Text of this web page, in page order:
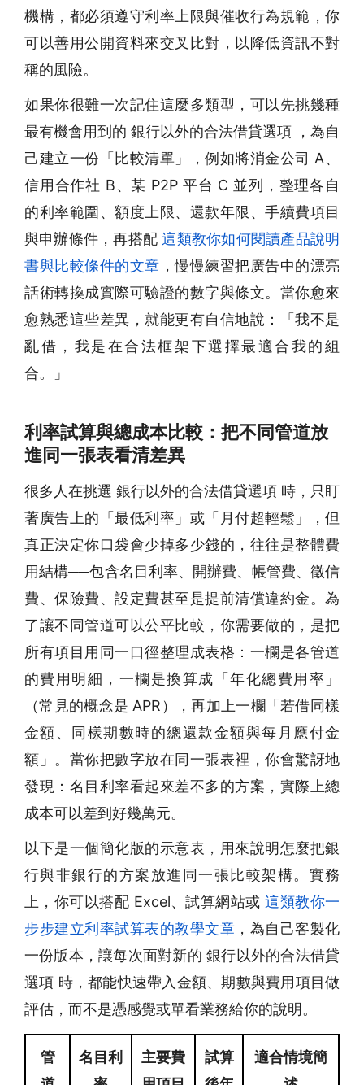
機構，都必須遵守利率上限與催收行為規範，你
可以善用公開資料來交叉比對，以降低資訊不對
稱的風險。
如果你很難一次記住這麼多類型，可以先挑幾種
最有機會用到的 銀行以外的合法借貸選項 ，為自
己建立一份「比較清單」，例如將消金公司 A、
信用合作社 B、某 P2P 平台 C 並列，整理各自
的利率範圍、額度上限、還款年限、手續費項目
與申辦條件，再搭配 這類教你如何閱讀產品說明
書與比較條件的文章 ，慢慢練習把廣告中的漂亮
話術轉換成實際可驗證的數字與條文。當你愈來
愈熟悉這些差異，就能更有自信地說：「我不是
亂借，我是在合法框架下選擇最適合我的組
合。」
利率試算與總成本比較：把不同管道放
進同一張表看清差異
很多人在挑選 銀行以外的合法借貸選項 時，只盯
著廣告上的「最低利率」或「月付超輕鬆」，但
真正決定你口袋會少掉多少錢的，往往是整體費
用結構──包含名目利率、開辦費、帳管費、徵信
費、保險費、設定費甚至是提前清償違約金。為
了讓不同管道可以公平比較，你需要做的，是把
所有項目用同一口徑整理成表格：一欄是各管道
的費用明細，一欄是換算成「年化總費用率」
（常見的概念是 APR），再加上一欄「若借同樣
金額、同樣期數時的總還款金額與每月應付金
額」。當你把數字放在同一張表裡，你會驚訝地
發現：名目利率看起來差不多的方案，實際上總
成本可以差到好幾萬元。
以下是一個簡化版的示意表，用來說明怎麼把銀
行與非銀行的方案放進同一張比較架構。實務
上，你可以搭配 Excel、試算網站或 這類教你一
步步建立利率試算表的教學文章 ，為自己客製化
一份版本，讓每次面對新的 銀行以外的合法借貸
選項 時，都能快速帶入金額、期數與費用項目做
評估，而不是憑感覺或單看業務給你的說明。
管
名目利
主要費
試算
適合情境簡